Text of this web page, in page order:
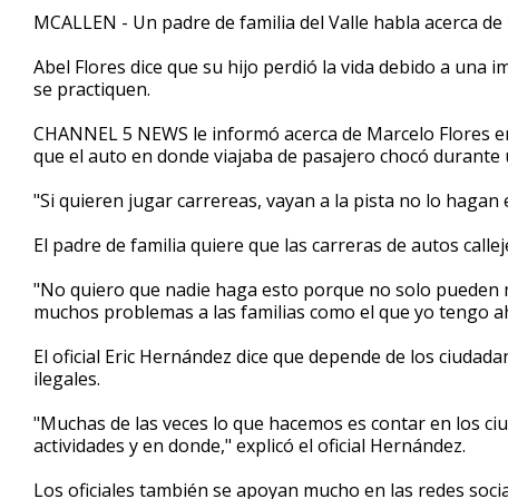
2
minutes,
secondsVolume
90%
MCALLEN - Un padre de familia del Valle habla acerca
Abel Flores dice que su hijo perdió la vida debido a una
se practiquen.
CHANNEL 5 NEWS le informó acerca de Marcelo
que el auto en donde viajaba de pasajero chocó durante
"Si quieren jugar carrereas, vayan a la pista no lo hagan
El padre de familia quiere que las carreras de autos
"No quiero que nadie haga esto porque no solo
muchos problemas a las familias como el que yo tengo
El oficial Eric Hernández dice que depende de los
ilegales.
"Muchas de las veces lo que hacemos es contar en los
actividades y en donde," explicó el oficial Hernández.
Los oficiales también se apoyan mucho en las redes